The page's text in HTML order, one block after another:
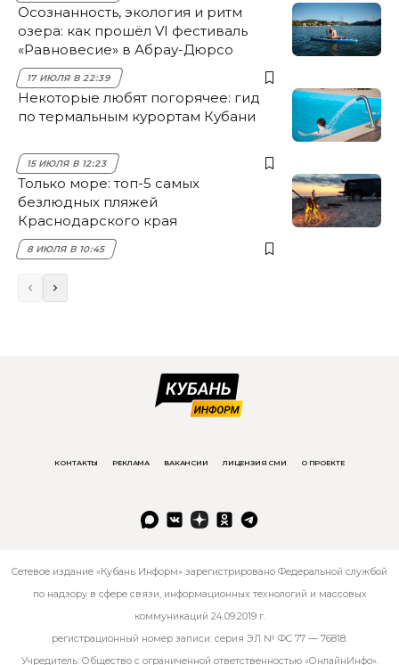
Осознанность, экология и ритм
озера: как прошёл VI фестиваль
«Равновесие» в Абрау-Дюрсо
17 ИЮЛЯ В 22:39
Некоторые любят погорячее: гид
по термальным курортам Кубани
15 ИЮЛЯ В 12:23
Только море: топ-5 самых
безлюдных пляжей
Краснодарского края
8 ИЮЛЯ В 10:45
КОНТАКТЫ РЕКЛАМА ВАКАНСИИ ЛИЦЕНЗИЯ СМИ О ПРОЕКТЕ
Сетевое издание «Кубань Информ» зарегистрировано Федеральной службой
по надзору в сфере связи, информационных технологий и массовых
коммуникаций 24.09.2019 г.
регистрационный номер записи: серия ЭЛ № ФС 77 — 76818.
Учредитель: Общество с ограниченной ответственностью «ОнлайнИнфо».